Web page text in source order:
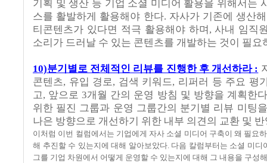
기획 및 생산 등 기업 소셜 미디어 활용을 위해서는
스를 활발하게 활용해야 한다. 자사가 기존에 생산
티콘텐츠가 있다면 적극 활용해야 하며, 사내 임직
소리가 드러날 수 있는 콘텐츠를 개발하는 것이 필요
10)분기별로 전체적인 리뷰를 진행한 후 개선하라 :
콘텐츠, 유입 경로, 검색 키워드, 리퍼러 등 주요 평
고, 앞으로 3개월 간의 운영 방침 및 방향을 계획한
위한 필진 그룹과 운영 그룹간의 분기별 리뷰 미팅
나은 방향으로 개선하기 위한 내부 의견의 교환 및
이처럼 이번 컬럼에서는 기업에게 자사 소셜 미디어 구축이 왜 필요
해 추진할 수 있는지에 대해 알아보았다. 다음 칼럼부터는 소셜 미디
그를 기업 차원에서 어떻게 운영할 수 있는지에 대해 그 내용을 구성